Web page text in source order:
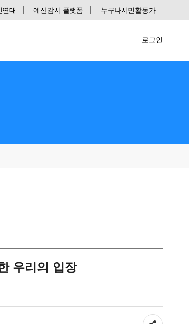
연대 예산감시 플랫폼 누구나시민활동가
로그인
우리의 입장
공유하기